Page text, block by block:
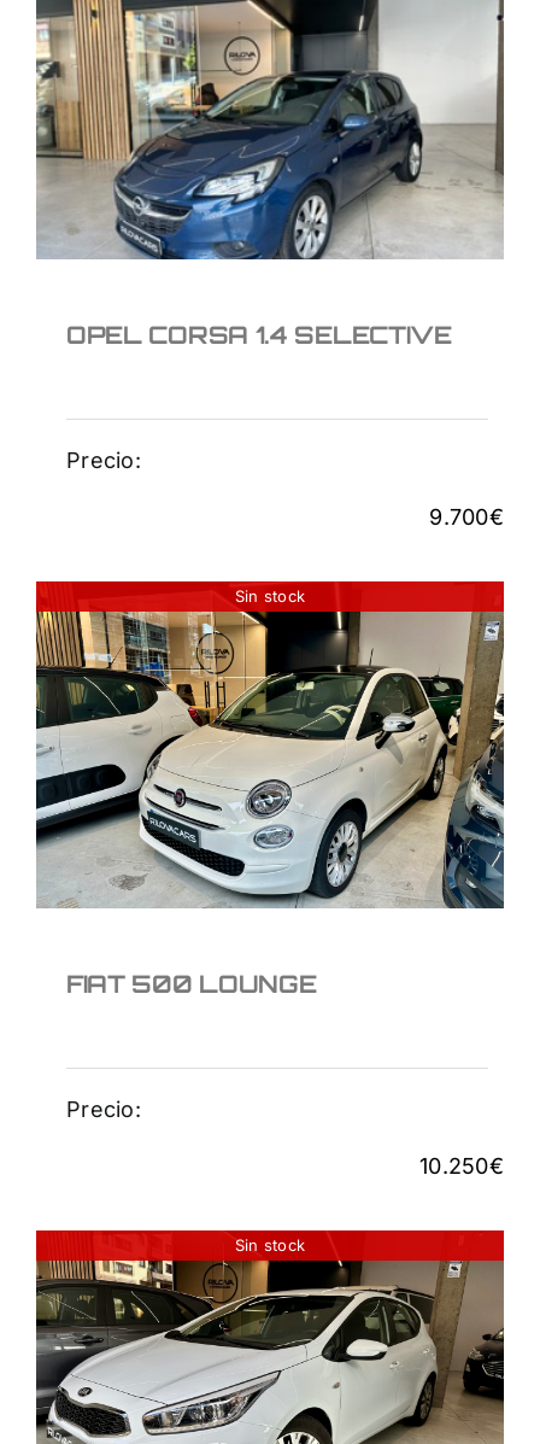
OPEL CORSA 1.4
SELECTIVE
9.700€
OPEL CORSA 1.4 SELECTIVE
Precio:
9.700€
Sin stock
FIAT 500 LOUNGE
10.250€
FIAT 500 LOUNGE
Precio:
10.250€
Sin stock
KIA CEED 1.0 TGDI
120CV